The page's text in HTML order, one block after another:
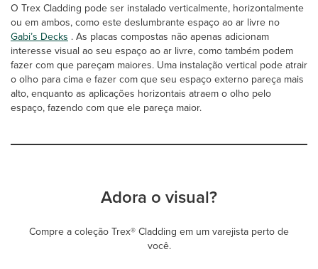
O Trex Cladding pode ser instalado verticalmente, horizontalmente
ou em ambos, como este deslumbrante espaço ao ar livre no
Gabi’s Decks . As placas compostas não apenas adicionam
interesse visual ao seu espaço ao ar livre, como também podem
fazer com que pareçam maiores. Uma instalação vertical pode atrair
o olho para cima e fazer com que seu espaço externo pareça mais
alto, enquanto as aplicações horizontais atraem o olho pelo
espaço, fazendo com que ele pareça maior.
Adora o visual?
Compre a coleção Trex® Cladding em um varejista perto de
você.